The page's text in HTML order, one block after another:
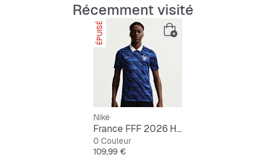
Récemment visité
ÉPUISÉ
Nike
France FFF 2026 Home Jersey
0 Couleur
Prix
109,99 €